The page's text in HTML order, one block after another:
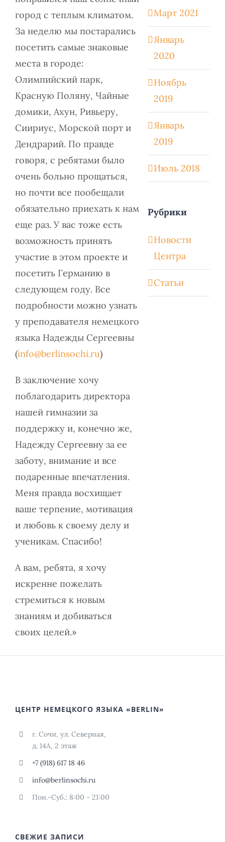
город с теплым климатом.
За неделю мы постарались
посетить самые знаковые
места в городе:
Олимпийский парк,
Красную Поляну, Чайные
домики, Ахун, Ривьеру,
Сиириус, Морской порт и
Дендрарий. По правде
говоря, с ребятами было
очень больно прощаться,
но почти все пообещали
обязательно приехать к нам
еще раз. У вас тоже есть
возможность принять
участие в этом проекте и
посетить Германию в
следующем году. Все
подробности можно узнать
у преподавателя немецкого
языка Надежды Сергеевны
(info@berlinsochi.ru)
В заключение хочу
поблагодарить директора
нашей гимназии за
поддержку и, конечно же,
Надежду Сергеевну за ее
заботу, внимание и все
подаренные впечатления.
Меня правда восхищает
ваше терпение, мотивация
и любовь к своему делу и
ученикам. Спасибо!
А вам, ребята, я хочу
искренне пожелать
стремиться к новым
знаниям и добиваться
своих целей.»
Март 2021
Январь
2020
Ноябрь
2019
Январь
2019
Июль 2018
Рубрики
Новости
Центра
Статьи
ЦЕНТР НЕМЕЦКОГО ЯЗЫКА «BERLIN»
г. Сочи, ул. Северная,
д. 14А, 2 этаж
+7 (918) 617 18 46
info@berlinsochi.ru
Пон.-Суб.: 8:00 - 21:00
СВЕЖИЕ ЗАПИСИ